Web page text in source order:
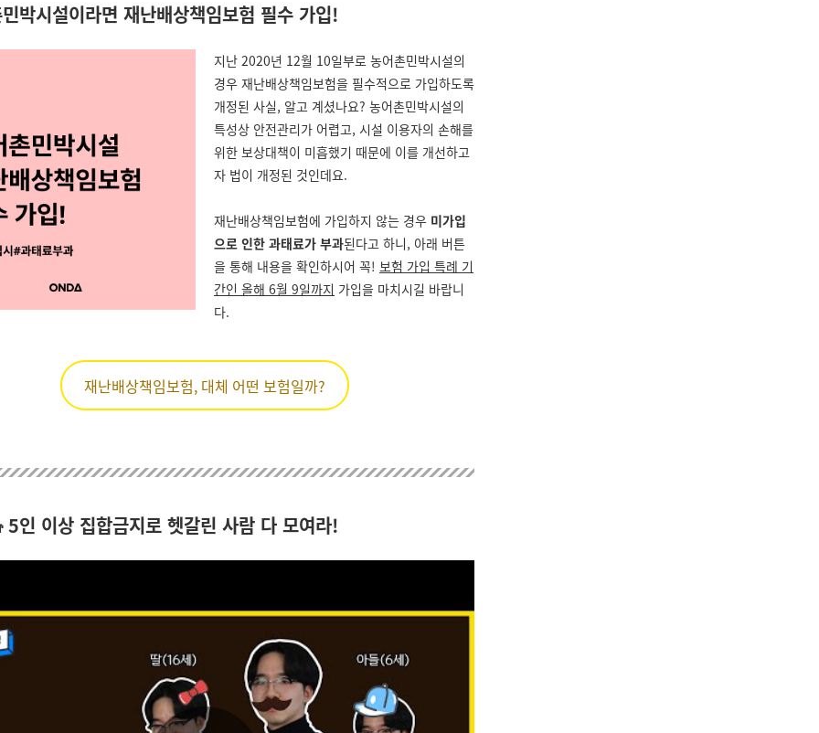
박시설이라면 재난배상책임보험 필수 가입!
지난 2020년 12월 10일부로 농어촌민박시설의
경우 재난배상책임보험을 필수적으로 가입하도록
개정된 사실, 알고 계셨나요? 농어촌민박시설의
특성상 안전관리가 어렵고, 시설 이용자의 손해를
위한 보상대책이 미흡했기 때문에 이를 개선하고
자 법이 개정된 것인데요.
재난배상책임보험에 가입하지 않는 경우 미가입
으로 인한 과태료가 부과된다고 하니, 아래 버튼
을 통해 내용을 확인하시어 꼭! 보험 가입 특례 기
간인 올해 6월 9일까지 가입을 마치시길 바랍니
다.
재난배상책임보험, 대체 어떤 보험일까?
인 이상 집합금지로 헷갈린 사람 다 모여라!